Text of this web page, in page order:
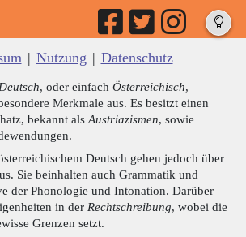
| Nutzung | Datenschutz
, oder einfach Österreichisch,
Merkmale aus. Es besitzt einen
bekannt als Austriazismen, sowie
Deutsch gehen jedoch über
Sie beinhalten auch Grammatik und
der Phonologie und Intonation. Darüber
in der Rechtschreibung, wobei die
Grenzen setzt.